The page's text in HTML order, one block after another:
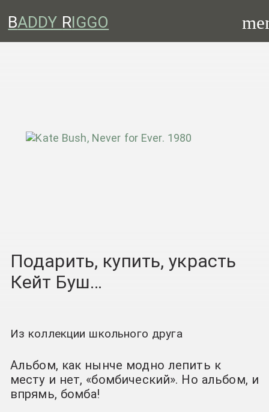
BADDY RIGGO
Подарить, купить, украсть
Кейт Буш…
Из коллекции школьного друга
Альбом, как нынче модно лепить к
месту и нет, «бомбический». Но альбом, и
впрямь, бомба!